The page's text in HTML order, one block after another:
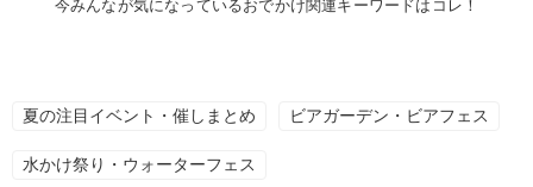
今みんなが気になっているおでかけ関連キーワードはコレ！
夏の注目イベント・催しまとめ ビアガーデン・ビアフェス
水かけ祭り・ウォーターフェス